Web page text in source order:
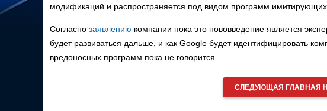
модификаций и распространяется под видом программ имитирующих
Согласно заявлению компании пока это нововведение является
будет развиваться дальше, и как Google будет идентифицировать
вредоносных программ пока не говорится.
СЛЕДУЮЩАЯ ГЛАВНАЯ